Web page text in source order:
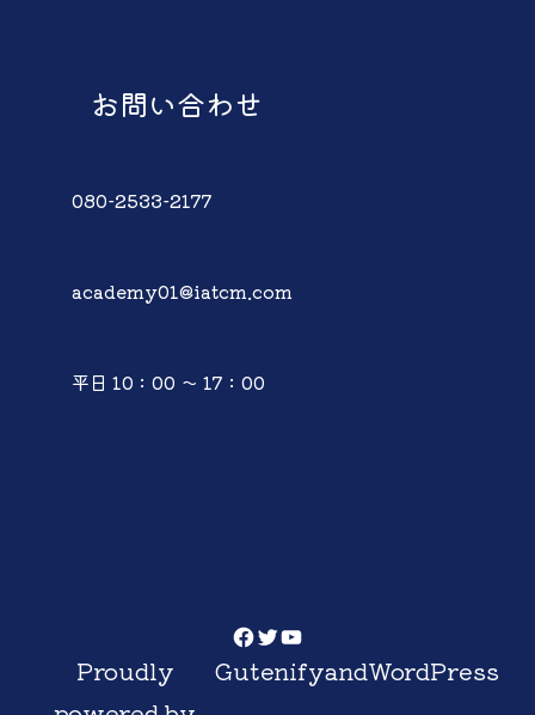
お問い合わせ
080-2533-2177
academy01@iatcm.com
平日 10：00 ～ 17：00
Facebook
Twitter
YouTube
Proudly
GutenifyandWordPress